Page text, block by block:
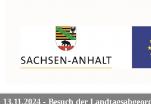
13.11.2024 - Besuch der